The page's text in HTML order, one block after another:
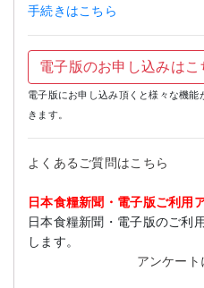
手続きはこちら
電子版のお申し込みはこ
電子版にお申し込み頂くと様々な機
きます。
よくあるご質問はこちら
日本食糧新聞・電子版ご利用
日本食糧新聞・電子版のご利
します。
アンケート